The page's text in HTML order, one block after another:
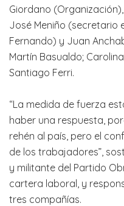
Giordano
José Meniño (secretario
Fernando) y Juan
Martín Basualdo;
Santiago Ferri.
“La medida de fuerza
haber una respuesta,
rehén al país, pero el
de los trabajadores”,
y militante del Partido
cartera laboral, y
tres compañías.